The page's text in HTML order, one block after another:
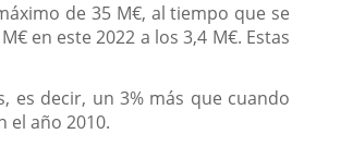
de 35 M€, al tiempo que se
en este 2022 a los 3,4 M€. Estas
es decir, un 3% más que cuando
el año 2010.